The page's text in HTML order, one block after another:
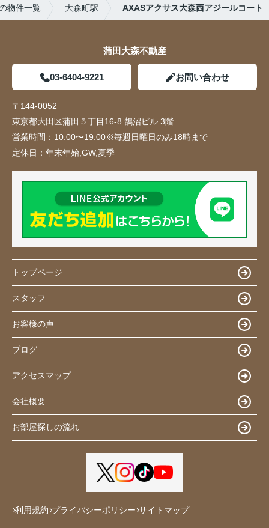
物件一覧 大森町駅 AXASアクサス大森西アジールコート
蒲田大森不動産
03-6404-9221 お問い合わせ
〒144-0052
東京都大田区蒲田５丁目16-8 鵠沼ビル 3階
営業時間： 10:00〜19:00※毎週日曜日のみ18時まで
定休日： 年末年始,GW,夏季
トップページ
スタッフ
お客様の声
ブログ
アクセスマップ
会社概要
お部屋探しの流れ
利用規約 プライバシーポリシー サイトマップ